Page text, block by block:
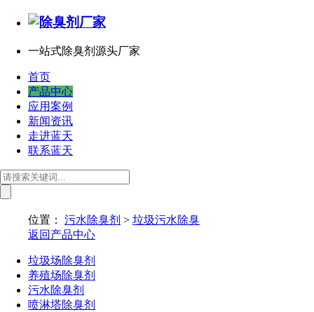
一站式除臭剂源头厂家
首页
产品中心
应用案例
新闻资讯
走进蓝天
联系蓝天
位置： 污水除臭剂 > 垃圾污水除臭
返回产品中心
垃圾场除臭剂
养殖场除臭剂
污水除臭剂
喷淋塔除臭剂